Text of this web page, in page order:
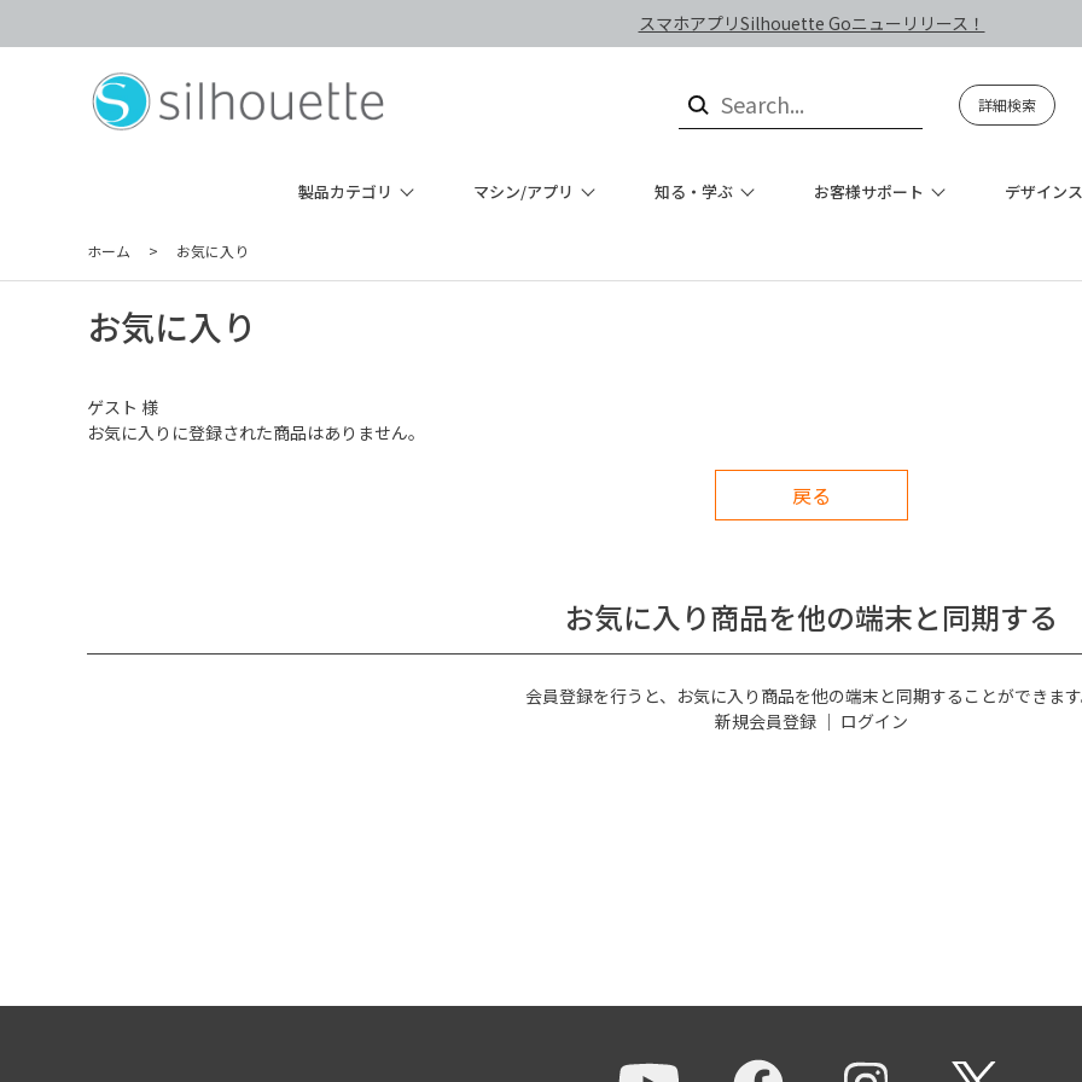
スマホアプリSilhouette Goニューリリース！
詳細検索
製品カテゴリ マシン/アプリ 知る・学ぶ お客様サポート デザイン
ホーム > お気に入り
お気に入り
ゲスト 様
お気に入りに登録された商品はありません。
戻る
お気に入り商品を他の端末と同期する
会員登録を行うと、お気に入り商品を他の端末と同期することができま
新規会員登録 ｜ ログイン